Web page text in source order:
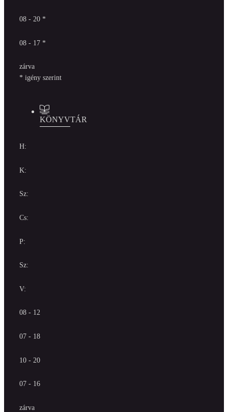
08 - 20 *
08 - 17 *
zárva
* igény szerint
KÖNYVTÁR
H:
K:
Sz:
Cs:
P:
Sz:
V:
08 - 12
07 - 18
10 - 20
07 - 16
zárva